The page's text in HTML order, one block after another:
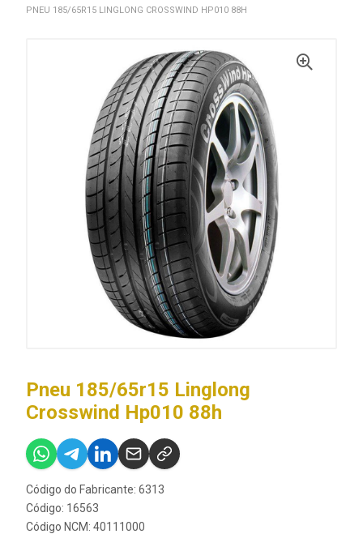
PNEU 185/65R15 LINGLONG CROSSWIND HP010 88H
Pneu 185/65r15 Linglong
Crosswind Hp010 88h
Código do Fabricante: 6313
Código: 16563
Código NCM: 40111000